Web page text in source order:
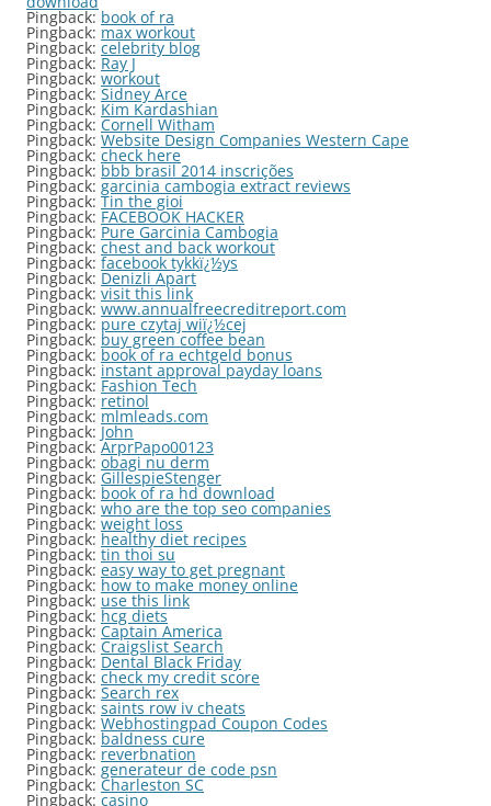
Pingback:book of ra
Pingback: max workout
Pingback: celebrity blog
Pingback: Ray J
Pingback: workout
Pingback: Sidney Arce
Pingback: Kim Kardashian
Pingback: Cornell Witham
Pingback: Website Design Companies Western Cape
Pingback: check here
Pingback: bbb brasil 2014 inscrições
Pingback: garcinia cambogia extract reviews
Pingback: Tin the gioi
Pingback: FACEBOOK HACKER
Pingback: Pure Garcinia Cambogia
Pingback: chest and back workout
Pingback: facebook tykkï¿½ys
Pingback: Denizli Apart
Pingback: visit this link
Pingback: www.annualfreecreditreport.com
Pingback: pure czytaj wiï¿½cej
Pingback: buy green coffee bean
Pingback: book of ra echtgeld bonus
Pingback: instant approval payday loans
Pingback: Fashion Tech
Pingback: retinol
Pingback: mlmleads.com
Pingback: John
Pingback:ArprPapo00123
Pingback: obagi nu derm
Pingback: GillespieStenger
Pingback: book of ra hd download
Pingback: who are the top seo companies
Pingback: weight loss
Pingback: healthy diet recipes
Pingback: tin thoi su
Pingback: easy way to get pregnant
Pingback: how to make money online
Pingback: use this link
Pingback: hcg diets
Pingback: Captain America
Pingback: Craigslist Search
Pingback: Dental Black Friday
Pingback: check my credit score
Pingback: Search rex
Pingback: saints row iv cheats
Pingback: Webhostingpad Coupon Codes
Pingback: baldness cure
Pingback: reverbnation
Pingback: generateur de code psn
Pingback: Charleston SC
Pingback: casino